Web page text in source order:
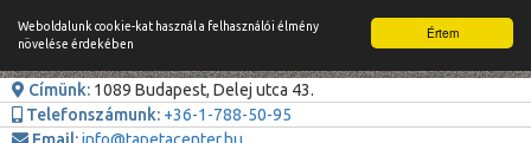
Értem
Weboldalunk cookie-kat használ a felhasználói élmény
növelése érdekében
Címünk: 1089 Budapest, Delej utca 43.
Telefonszámunk: +36-1-788-50-95